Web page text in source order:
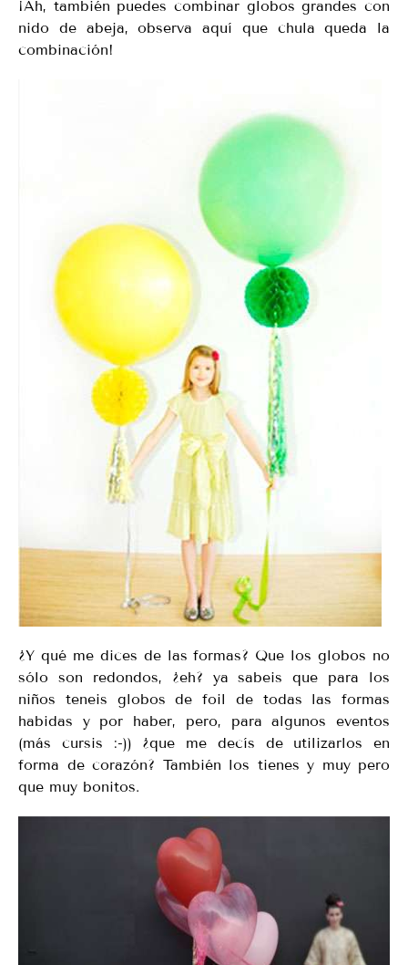
¡Ah, también puedes combinar globos grandes con
nido de abeja, observa aquí que chula queda la
combinación!
¿Y qué me dices de las formas? Que los globos no
sólo son redondos, ¿eh? ya sabeis que para los
niños teneis globos de foil de todas las formas
habidas y por haber, pero, para algunos eventos
(más cursis :-)) ¿que me decís de utilizarlos en
forma de corazón? También los tienes y muy pero
que muy bonitos.